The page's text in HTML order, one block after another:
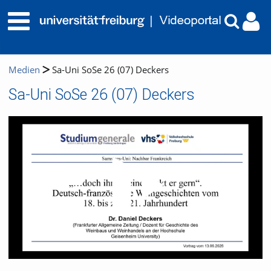
Medien Sa-Uni SoSe 26 (07) Deckers
Sa-Uni SoSe 26 (07) Deckers